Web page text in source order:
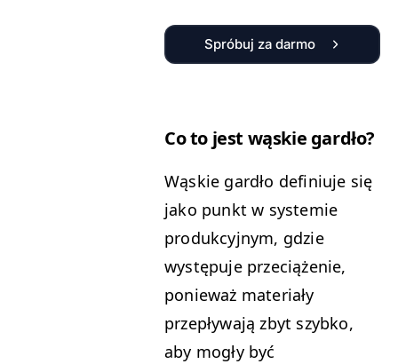
Spróbuj za darmo
Co to jest wąskie gardło?
Wąskie gardło definiuje się
jako punkt w systemie
produkcyjnym, gdzie
występuje przeciążenie,
ponieważ materiały
przepływają zbyt szybko,
aby mogły być